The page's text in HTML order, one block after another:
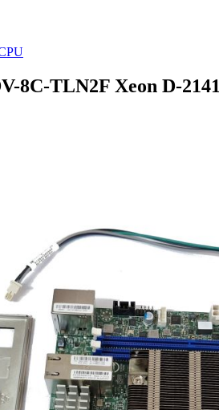
8C-TLN2F Xeon D-